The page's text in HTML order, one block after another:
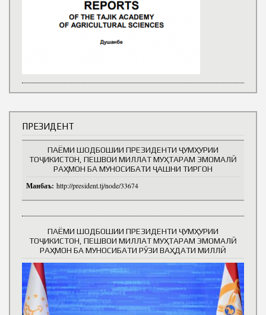
ПРЕЗИДЕНТ
ПАЁМИ ШОДБОШИИ ПРЕЗИДЕНТИ ҶУМҲУРИИ
ТОҶИКИСТОН, ПЕШВОИ МИЛЛАТ МУҲТАРАМ ЭМОМАЛӢ
РАҲМОН БА МУНОСИБАТИ ҶАШНИ ТИРГОН
Манбаъ: http://president.tj/node/33674
ПАЁМИ ШОДБОШИИ ПРЕЗИДЕНТИ ҶУМҲУРИИ
ТОҶИКИСТОН, ПЕШВОИ МИЛЛАТ МУҲТАРАМ ЭМОМАЛӢ
РАҲМОН БА МУНОСИБАТИ РӮЗИ ВАҲДАТИ МИЛЛӢ